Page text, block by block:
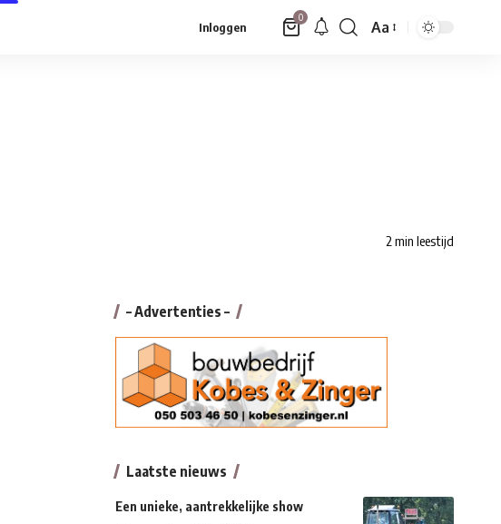
Inloggen
0
Font
Aa
2 min leestijd
– Advertenties –
Laatste nieuws
Een unieke, aantrekkelijke show